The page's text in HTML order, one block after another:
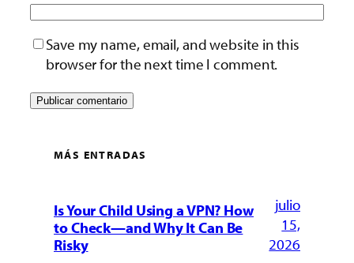
Save my name, email, and website in this
browser for the next time I comment.
MÁS ENTRADAS
Is Your Child Using a VPN? How
to Check—and Why It Can Be
Risky
julio
15,
2026